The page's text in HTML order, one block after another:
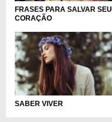
FRASES PARA SALVAR SEU
CORAÇÃO
SABER VIVER